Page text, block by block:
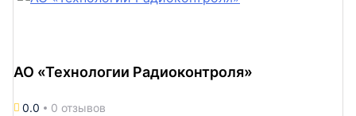
АО «Технологии Радиоконтроля»
0.0
0 отзывов